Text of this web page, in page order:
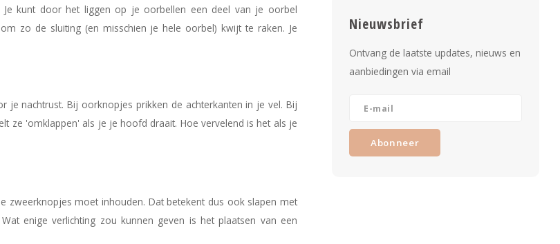
kunt door het liggen op je oorbellen een deel van je oorbel
zo de sluiting (en misschien je hele oorbel) kwijt te raken. Je
je nachtrust. Bij oorknopjes prikken de achterkanten in je vel. Bij
'omklappen' als je je hoofd draait. Hoe vervelend is het als je
zweerknopjes moet inhouden. Dat betekent dus ook slapen met
enige verlichting zou kunnen geven is het plaatsen van een
Nieuwsbrief
Ontvang de laatste updates, nieuws en
aanbiedingen via email
Abonneer